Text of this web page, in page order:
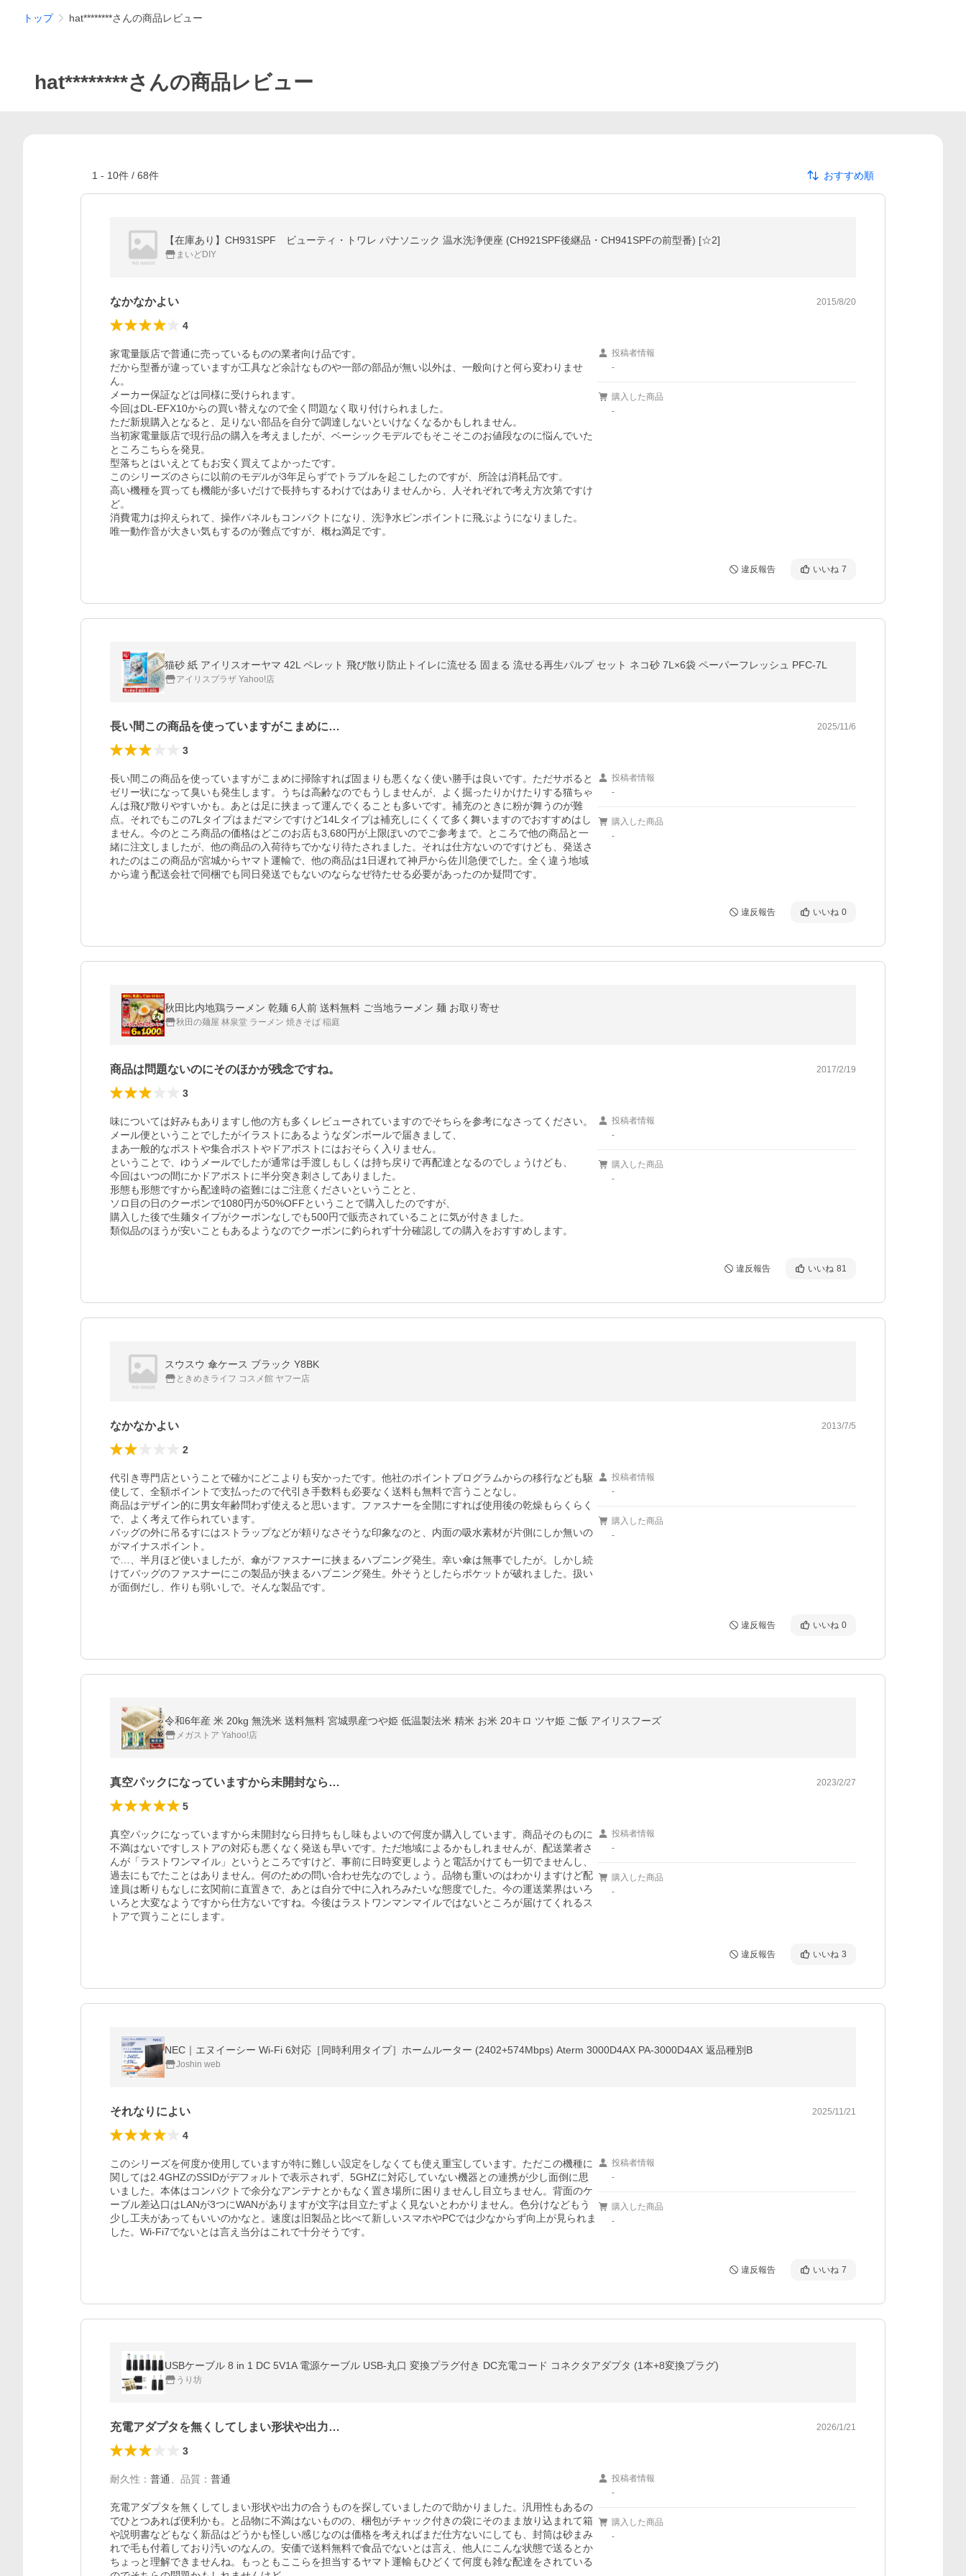
トップ hat********さんの商品レビュー
hat********さんの商品レビュー
1 - 10件 / 68件 おすすめ順
【在庫あり】CH931SPF ビューティ・トワレ パナソニック 温水洗浄便座 (CH921SPF後継品・CH941SPFの前型番) [☆2]
まいどDIY
なかなかよい 2015/8/20
4
家電量販店で普通に売っているものの業者向け品です。
だから型番が違っていますが工具など余計なものや一部の部品が無い以外は、一般向けと何ら変わりませ
ん。
メーカー保証などは同様に受けられます。
今回はDL-EFX10からの買い替えなので全く問題なく取り付けられました。
ただ新規購入となると、足りない部品を自分で調達しないといけなくなるかもしれません。
当初家電量販店で現行品の購入を考えましたが、ベーシックモデルでもそこそこのお値段なのに悩んでいた
ところこちらを発見。
型落ちとはいえとてもお安く買えてよかったです。
このシリーズのさらに以前のモデルが3年足らずでトラブルを起こしたのですが、所詮は消耗品です。
高い機種を買っても機能が多いだけで長持ちするわけではありませんから、人それぞれで考え方次第ですけ
ど。
消費電力は抑えられて、操作パネルもコンパクトになり、洗浄水ピンポイントに飛ぶようになりました。
唯一動作音が大きい気もするのが難点ですが、概ね満足です。
投稿者情報
-
購入した商品
-
違反報告 いいね 7
猫砂 紙 アイリスオーヤマ 42L ペレット 飛び散り防止トイレに流せる 固まる 流せる再生パルプ セット ネコ砂 7L×6袋 ペーパーフレッシュ PFC-7L
アイリスプラザ Yahoo!店
長い間この商品を使っていますがこまめに… 2025/11/6
3
長い間この商品を使っていますがこまめに掃除すれば固まりも悪くなく使い勝手は良いです。ただサボると
ゼリー状になって臭いも発生します。うちは高齢なのでもうしませんが、よく掘ったりかけたりする猫ちゃ
んは飛び散りやすいかも。あとは足に挟まって運んでくることも多いです。補充のときに粉が舞うのが難
点。それでもこの7Lタイプはまだマシですけど14Lタイプは補充しにくくて多く舞いますのでおすすめはし
ません。今のところ商品の価格はどこのお店も3,680円が上限ぽいのでご参考まで。ところで他の商品と一
緒に注文しましたが、他の商品の入荷待ちでかなり待たされました。それは仕方ないのですけども、発送さ
れたのはこの商品が宮城からヤマト運輸で、他の商品は1日遅れて神戸から佐川急便でした。全く違う地域
から違う配送会社で同梱でも同日発送でもないのならなぜ待たせる必要があったのか疑問です。
投稿者情報
-
購入した商品
-
違反報告 いいね 0
秋田比内地鶏ラーメン 乾麺 6人前 送料無料 ご当地ラーメン 麺 お取り寄せ
秋田の麺屋 林泉堂 ラーメン 焼きそば 稲庭
商品は問題ないのにそのほかが残念ですね。 2017/2/19
3
味については好みもありますし他の方も多くレビューされていますのでそちらを参考になさってください。
メール便ということでしたがイラストにあるようなダンボールで届きまして、
まあ一般的なポストや集合ポストやドアポストにはおそらく入りません。
ということで、ゆうメールでしたが通常は手渡しもしくは持ち戻りで再配達となるのでしょうけども、
今回はいつの間にかドアポストに半分突き刺さしてありました。
形態も形態ですから配達時の盗難にはご注意くださいということと、
ソロ目の日のクーポンで1080円が50%OFFということで購入したのですが、
購入した後で生麺タイプがクーポンなしでも500円で販売されていることに気が付きました。
類似品のほうが安いこともあるようなのでクーポンに釣られず十分確認しての購入をおすすめします。
投稿者情報
-
購入した商品
-
違反報告 いいね 81
スウスウ 傘ケース ブラック Y8BK
ときめきライフ コスメ館 ヤフー店
なかなかよい 2013/7/5
2
代引き専門店ということで確かにどこよりも安かったです。他社のポイントプログラムからの移行なども駆
使して、全額ポイントで支払ったので代引き手数料も必要なく送料も無料で言うことなし。
商品はデザイン的に男女年齢問わず使えると思います。ファスナーを全開にすれば使用後の乾燥もらくらく
で、よく考えて作られています。
バッグの外に吊るすにはストラップなどが頼りなさそうな印象なのと、内面の吸水素材が片側にしか無いの
がマイナスポイント。
で…、半月ほど使いましたが、傘がファスナーに挟まるハプニング発生。幸い傘は無事でしたが。しかし続
けてバッグのファスナーにこの製品が挟まるハプニング発生。外そうとしたらポケットが破れました。扱い
が面倒だし、作りも弱いしで。そんな製品です。
投稿者情報
-
購入した商品
-
違反報告 いいね 0
令和6年産 米 20kg 無洗米 送料無料 宮城県産つや姫 低温製法米 精米 お米 20キロ ツヤ姫 ご飯 アイリスフーズ
メガストア Yahoo!店
真空パックになっていますから未開封なら… 2023/2/27
5
真空パックになっていますから未開封なら日持ちもし味もよいので何度か購入しています。商品そのものに
不満はないですしストアの対応も悪くなく発送も早いです。ただ地域によるかもしれませんが、配送業者さ
んが「ラストワンマイル」というところですけど、事前に日時変更しようと電話かけても一切でませんし、
過去にもでたことはありません。何のための問い合わせ先なのでしょう。品物も重いのはわかりますけど配
達員は断りもなしに玄関前に直置きで、あとは自分で中に入れろみたいな態度でした。今の運送業界はいろ
いろと大変なようですから仕方ないですね。今後はラストワンマンマイルではないところが届けてくれるス
トアで買うことにします。
投稿者情報
-
購入した商品
-
違反報告 いいね 3
NEC｜エヌイーシー Wi-Fi 6対応［同時利用タイプ］ホームルーター (2402+574Mbps) Aterm 3000D4AX PA-3000D4AX 返品種別B
Joshin web
それなりによい 2025/11/21
4
このシリーズを何度か使用していますが特に難しい設定をしなくても使え重宝しています。ただこの機種に
関しては2.4GHZのSSIDがデフォルトで表示されず、5GHZに対応していない機器との連携が少し面倒に思
いました。本体はコンパクトで余分なアンテナとかもなく置き場所に困りませんし目立ちません。背面のケ
ーブル差込口はLANが3つにWANがありますが文字は目立たずよく見ないとわかりません。色分けなどもう
少し工夫があってもいいのかなと。速度は旧製品と比べて新しいスマホやPCでは少なからず向上が見られま
した。Wi-Fi7でないとは言え当分はこれで十分そうです。
投稿者情報
-
購入した商品
-
違反報告 いいね 7
USBケーブル 8 in 1 DC 5V1A 電源ケーブル USB-丸口 変換プラグ付き DC充電コード コネクタアダプタ (1本+8変換プラグ)
うり坊
充電アダプタを無くしてしまい形状や出力… 2026/1/21
3
耐久性 ： 普通 品質 ： 普通
充電アダプタを無くしてしまい形状や出力の合うものを探していましたので助かりました。汎用性もあるの
でひとつあれば便利かも。と品物に不満はないものの、梱包がチャック付きの袋にそのまま放り込まれて箱
や説明書などもなく新品はどうかも怪しい感じなのは価格を考えればまだ仕方ないにしても、封筒は砂まみ
れで毛も付着しており汚いのなんの。安価で送料無料で食品でないとは言え、他人にこんな状態で送るとか
ちょっと理解できませんね。もっともここらを担当するヤマト運輸もひどくて何度も雑な配達をされている
投稿者情報
-
購入した商品
-